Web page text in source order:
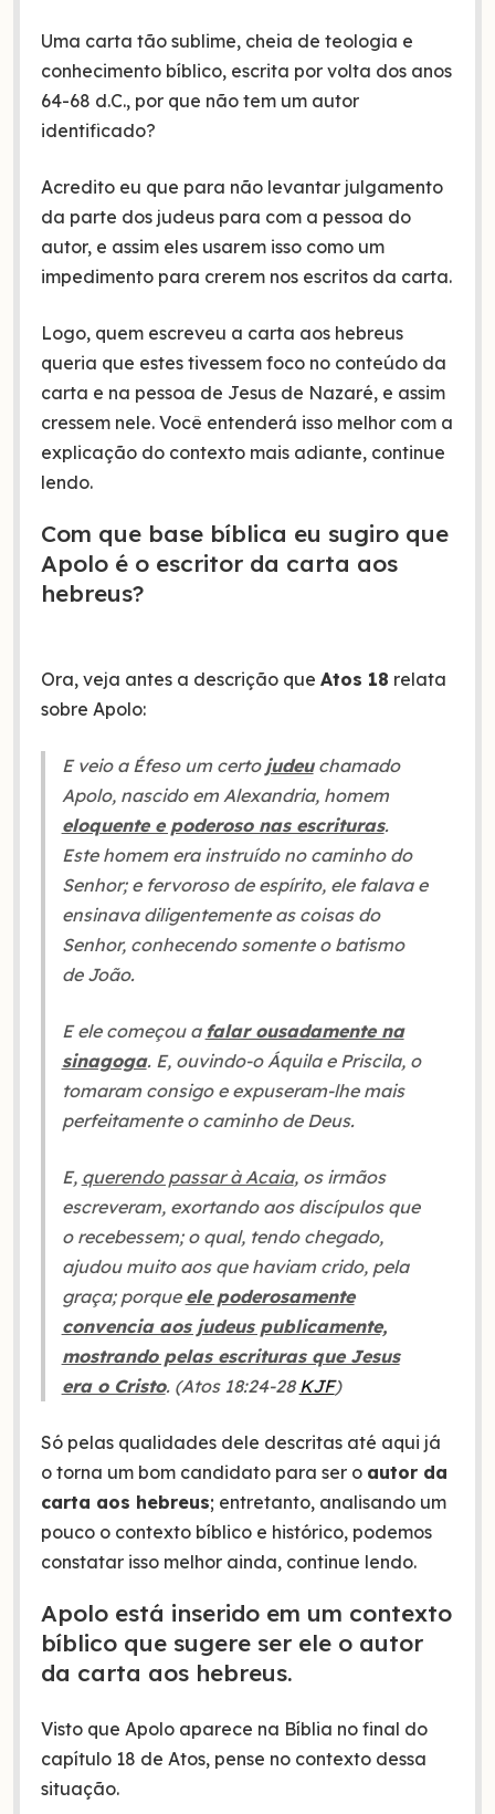
Uma carta tão sublime, cheia de teologia e
conhecimento bíblico, escrita por volta dos anos
64-68 d.C., por que não tem um autor
identificado?
Acredito eu que para não levantar julgamento
da parte dos judeus para com a pessoa do
autor, e assim eles usarem isso como um
impedimento para crerem nos escritos da carta.
Logo, quem escreveu a carta aos hebreus
queria que estes tivessem foco no conteúdo da
carta e na pessoa de Jesus de Nazaré, e assim
cressem nele. Você entenderá isso melhor com a
explicação do contexto mais adiante, continue
lendo.
Com que base bíblica eu sugiro que
Apolo é o escritor da carta aos
hebreus?
Ora, veja antes a descrição que Atos 18 relata
sobre Apolo:
E veio a Éfeso um certo judeuchamado
Apolo, nascido em Alexandria, homem
eloquente e poderoso nas escrituras.
Este homem era instruído no caminho do
Senhor; e fervoroso de espírito, ele falava e
ensinava diligentemente as coisas do
Senhor, conhecendo somente o batismo
de João.
E ele começou a falar ousadamente na
sinagoga. E, ouvindo-o Áquila e Priscila, o
tomaram consigo e expuseram-lhe mais
perfeitamente o caminho de Deus.
E, querendo passar à Acaia, os irmãos
escreveram, exortando aos discípulos que
o recebessem; o qual, tendo chegado,
ajudou muito aos que haviam crido, pela
graça; porque ele poderosamente
convencia aos judeus publicamente,
mostrando pelas escrituras que Jesus
era o Cristo. (Atos 18:24-28 KJF)
Só pelas qualidades dele descritas até aqui já
o torna um bom candidato para ser o autor da
carta aos hebreus; entretanto, analisando um
pouco o contexto bíblico e histórico, podemos
constatar isso melhor ainda, continue lendo.
Apolo está inserido em um contexto
bíblico que sugere ser ele o autor
da carta aos hebreus.
Visto que Apolo aparece na Bíblia no final do
capítulo 18 de Atos, pense no contexto dessa
situação.